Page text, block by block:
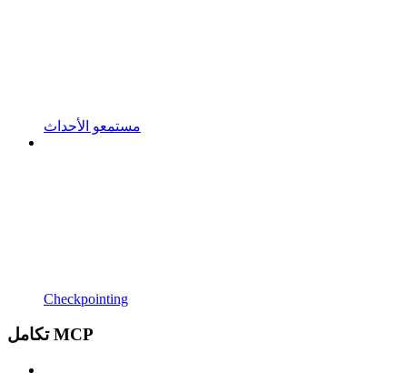
مستمعو الأحداث
Checkpointing
تكامل MCP